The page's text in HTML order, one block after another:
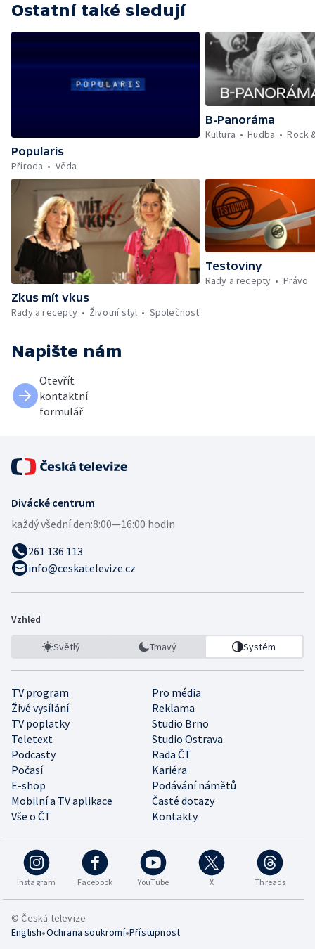
Ostatní také sledují
Popularis
Příroda
Věda
B-Panoráma
Kultura
Hudba Rock
Zkus mít vkus
Rady a recepty
Životní styl Společnost
Testoviny
Rady a recepty
Právo
Napište nám
Otevřít
kontaktní
formulář
Divácké centrum
každý všední den:8:00—16:00 hodin
261 136 113
info@ceskatelevize.cz
Vzhled
Světlý Tmavý Systém
TV program
Pro média
Živé vysílání
Reklama
TV poplatky
Studio Brno
Teletext
Studio Ostrava
Podcasty
Rada ČT
Počasí
Kariéra
E-shop
Podávání námětů
Mobilní a TV aplikace
Časté dotazy
Vše o ČT
Kontakty
Instagram Facebook YouTube X Threads
© Česká televize
English•Ochrana soukromí•Přístupnost